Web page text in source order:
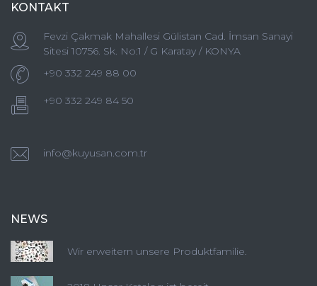
KONTAKT
Fevzi Çakmak Mahallesi Gülistan Cad. İmsan Sanayi
Sitesi 10756. Sk. No:1 / G Karatay / KONYA
+90 332 249 88 00
+90 332 249 84 50
info@kuyusan.com.tr
NEWS
Wir erweitern unsere Produktfamilie.